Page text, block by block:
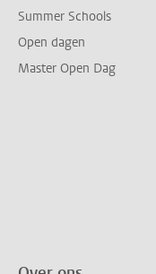
Summer Schools
Open dagen
Master Open Dag